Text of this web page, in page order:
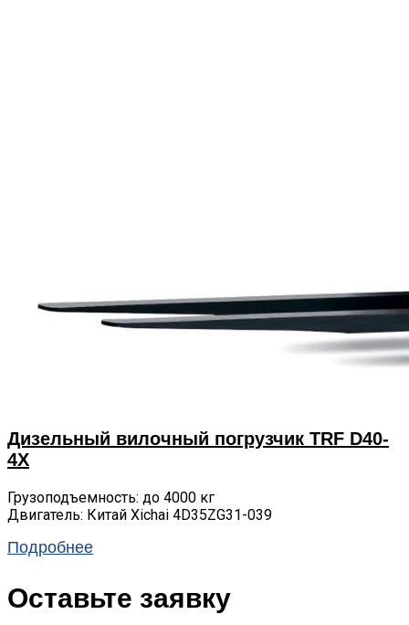
Дизельный вилочный погрузчик TRF D40-
4X
Грузоподъемность: до 4000 кг
Двигатель: Китай Xichai 4D35ZG31-039
Подробнее
Оставьте заявку